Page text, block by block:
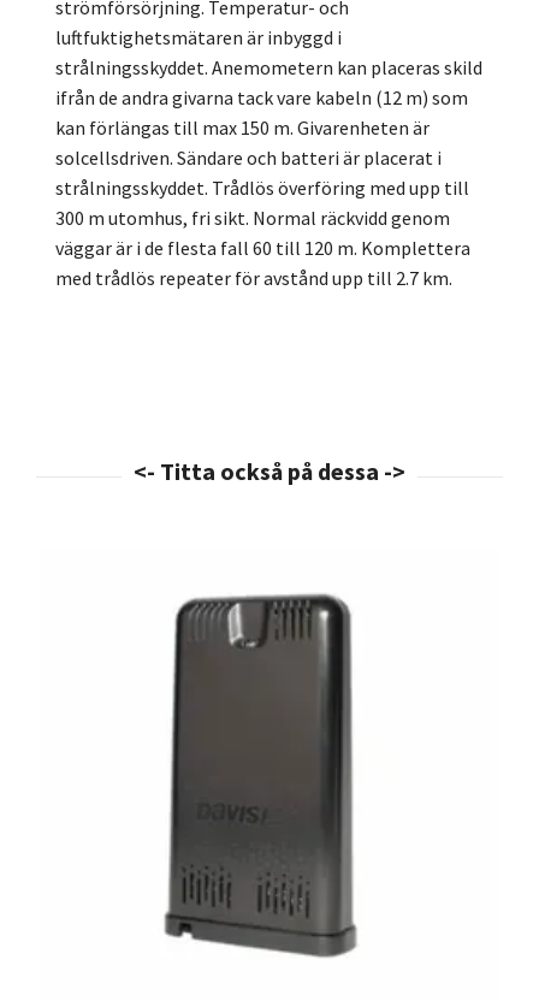
strömförsörjning. Temperatur- och
luftfuktighetsmätaren är inbyggd i
strålningsskyddet. Anemometern kan placeras skild
ifrån de andra givarna tack vare kabeln (12 m) som
kan förlängas till max 150 m. Givarenheten är
solcellsdriven. Sändare och batteri är placerat i
strålningsskyddet. Trådlös överföring med upp till
300 m utomhus, fri sikt. Normal räckvidd genom
väggar är i de flesta fall 60 till 120 m. Komplettera
med trådlös repeater för avstånd upp till 2.7 km.